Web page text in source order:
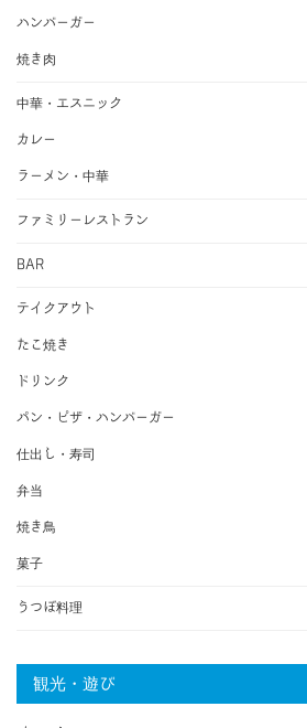
ハンバーガー
焼き肉
中華・エスニック
カレー
ラーメン・中華
ファミリーレストラン
BAR
テイクアウト
たこ焼き
ドリンク
パン・ピザ・ハンバーガー
仕出し・寿司
弁当
焼き鳥
菓子
うつぼ料理
観光・遊び